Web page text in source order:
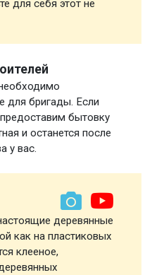
для себя этот не
для бригады. Если
бытовку
и останется после
у вас.
деревянные
как на пластиковых
клееное,